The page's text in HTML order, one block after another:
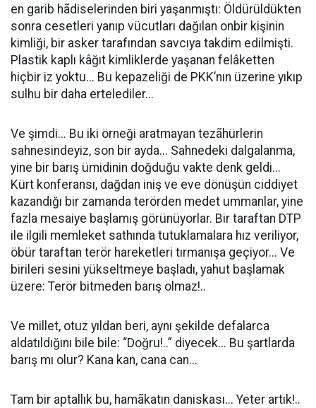
en garib hãdiselerinden biri yaşanmıştı: Öldürüldükten
sonra cesetleri yanıp vücutları dağılan onbir kişinin
kimliği, bir asker tarafından savcıya takdim edilmişti.
Plastik kaplı kâğıt kimliklerde yaşanan felâketten
hiçbir iz yoktu... Bu kepazeliği de PKK’nın üzerine yıkıp
sulhu bir daha ertelediler...
Ve şimdi... Bu iki örneği aratmayan tezãhürlerin
sahnesindeyiz, son bir ayda... Sahnedeki dalgalanma,
yine bir barış ümidinin doğduğu vakte denk geldi...
Kürt konferansı, dağdan iniş ve eve dönüşün ciddiyet
kazandığı bir zamanda terörden medet ummanlar, yine
fazla mesaiye başlamış görünüyorlar. Bir taraftan DTP
ile ilgili memleket sathında tutuklamalara hız veriliyor,
öbür taraftan terör hareketleri tırmanışa geçiyor... Ve
birileri sesini yükseltmeye başladı, yahut başlamak
üzere: Terör bitmeden barış olmaz!..
Ve millet, otuz yıldan beri, aynı şekilde defalarca
aldatıldığını bile bile: “Doğru!..” diyecek... Bu şartlarda
barış mı olur? Kana kan, cana can...
Tam bir aptallık bu, hamãkatın daniskası... Yeter artık!..